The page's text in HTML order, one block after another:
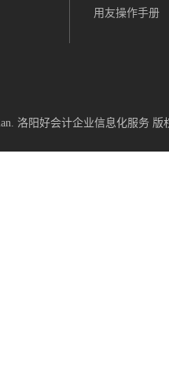
用友操作手册
洛阳好会计企业信息化服务 版